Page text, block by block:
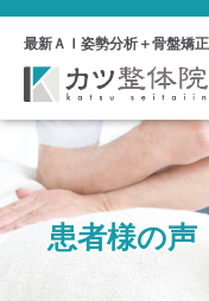
最新ＡＩ姿勢分析＋骨盤矯
患者様の声